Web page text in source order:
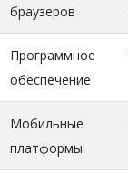
браузеров
Программное
обеспечение
Мобильные
платформы